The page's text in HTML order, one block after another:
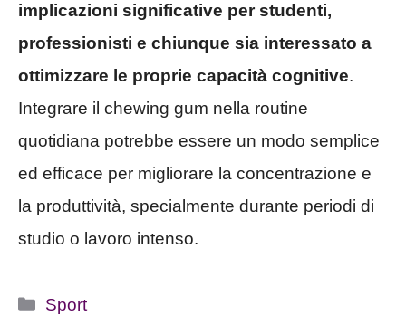
implicazioni significative per studenti,
professionisti e chiunque sia interessato a
ottimizzare le proprie capacità cognitive.
Integrare il chewing gum nella routine
quotidiana potrebbe essere un modo semplice
ed efficace per migliorare la concentrazione e
la produttività, specialmente durante periodi di
studio o lavoro intenso.
Categorie
Sport